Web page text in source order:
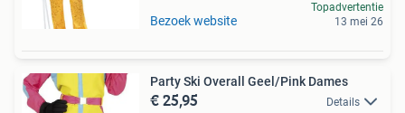
Bezoek website
Topadvertentie
13 mei 26
Party Ski Overall Geel/Pink Dames
€ 25,95 Details